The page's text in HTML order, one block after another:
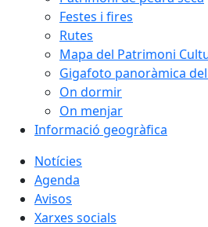
Festes i fires
Rutes
Mapa del Patrimoni
Gigafoto panoràmica
On dormir
On menjar
Informació geogràfica
Notícies
Agenda
Avisos
Xarxes socials